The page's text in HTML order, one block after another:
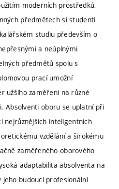
moderních prostředků,
předmětech si studenti
studiu především o
a neúplnými
předmětů spolu s
prací umožní
užšího zaměření na různé
Absolventi oboru se uplatní při
nejrůznějších inteligentních
vzdělání a širokému
zaměřeného oborového
adaptabilita absolventa na
jeho budoucí profesionální